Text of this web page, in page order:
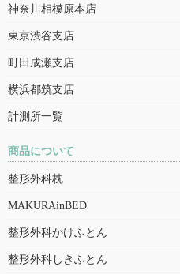
神奈川相模原本店
東京渋谷支店
町田成瀬支店
横浜都筑支店
計測所一覧
商品について
整形外科枕
MAKURAinBED
整形外科かけふとん
整形外科しきふとん